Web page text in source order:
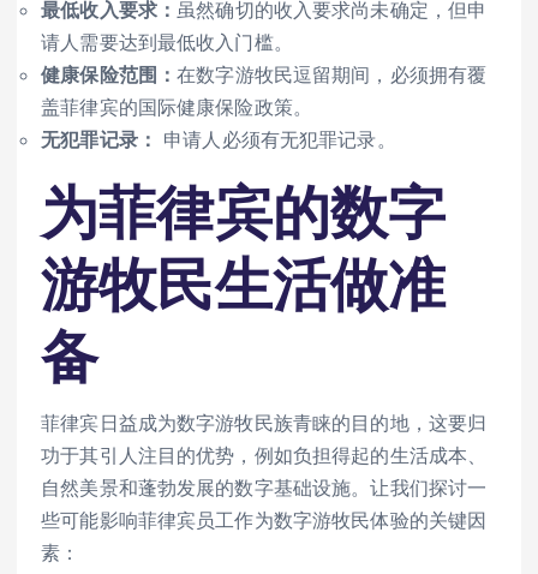
最低收入要求：虽然确切的收入要求尚未确定，但申
请人需要达到最低收入门槛。
健康保险范围：在数字游牧民逗留期间，必须拥有覆
盖菲律宾的国际健康保险政策。
无犯罪记录： 申请人必须有无犯罪记录。
为菲律宾的数字
游牧民生活做准
备
菲律宾日益成为数字游牧民族青睐的目的地，这要归
功于其引人注目的优势，例如负担得起的生活成本、
自然美景和蓬勃发展的数字基础设施。让我们探讨一
些可能影响菲律宾员工作为数字游牧民体验的关键因
素：